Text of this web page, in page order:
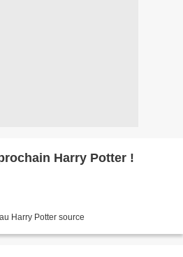
Harry Potter !
Harry Potter source